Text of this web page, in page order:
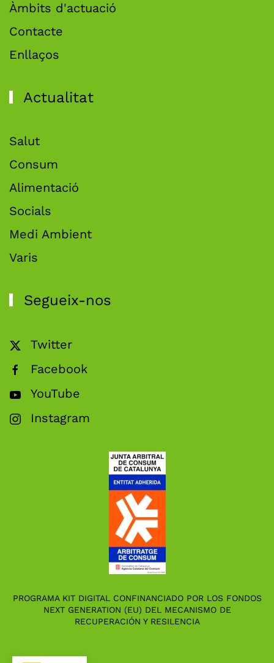
Àmbits d'actuació
Contacte
Enllaços
Actualitat
Salut
Consum
Alimentació
Socials
Medi Ambient
Varis
Segueix-nos
Twitter
Facebook
YouTube
Instagram
PROGRAMA KIT DIGITAL CONFINANCIADO POR LOS FONDOS
NEXT GENERATION (EU) DEL MECANISMO DE
RECUPERACIÓN Y RESILENCIA